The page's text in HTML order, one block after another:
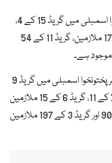
ریکارڈ کے مطابق خیبر پختونخوا اسمبلی میں گریڈ 15 کے 4،
گریڈ 14 کے 91، 12 اسکیل کے17 ملازمین، گریڈ 11 کے 54
اسمبلی ریکارڈ کے مطابق خیبر پختونخوا اسمبلی میں گریڈ 9
کے 39، گریڈ 8 کا ایک، گریڈ 7 کے 11، گریڈ 6 کے 15 ملازمین
ہیں۔ گریڈ 5 کے 4، گریڈ 4 کے 90 اور گریڈ 3 کے 197 ملازمین